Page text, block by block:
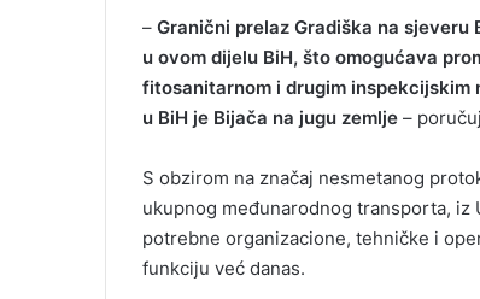
– Granični prelaz Gradiška na sjeveru
u ovom dijelu BiH, što omogućava
fitosanitarnom i drugim inspekcijskim
u BiH je Bijača na jugu zemlje –
S obzirom na značaj nesmetanog
ukupnog međunarodnog transporta, iz
potrebne organizacione, tehničke i
funkciju već danas.